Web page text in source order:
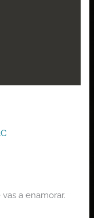
a enamorar.